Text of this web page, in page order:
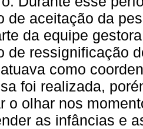
de aceitação da
da equipe
de ressignificação
como
foi realizada,
o olhar nos
as infâncias e